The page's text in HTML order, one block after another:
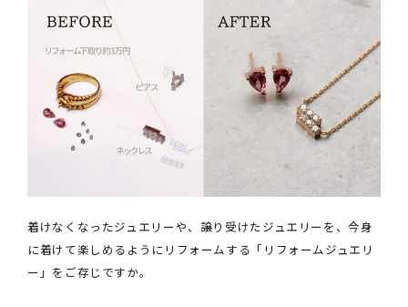
着けなくなったジュエリーや、譲り受けたジュエリーを、今身
に着けて楽しめるようにリフォームする「リフォームジュエリ
ー」をご存じですか。